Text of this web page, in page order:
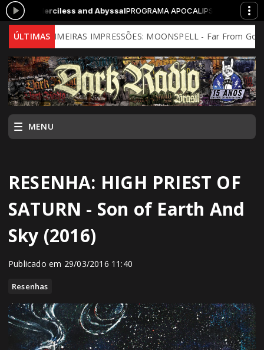
Merciless and AbyssalPROGRAMA APOCALIPSE com BJunior das
ÚLTIMAS
PRIMEIRAS IMPRESSÕES: MOONSPELL - Far From God
MENU
RESENHA: HIGH PRIEST OF
SATURN - Son of Earth And
Sky (2016)
Publicado em 29/03/2016 11:40
Resenhas